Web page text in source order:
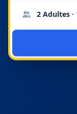
2 Adultes